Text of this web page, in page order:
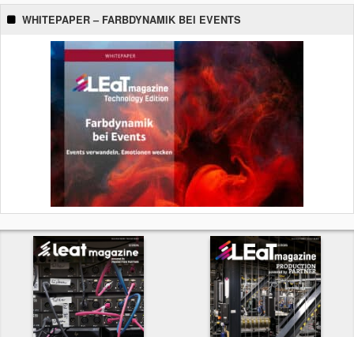
WHITEPAPER – FARBDYNAMIK BEI EVENTS